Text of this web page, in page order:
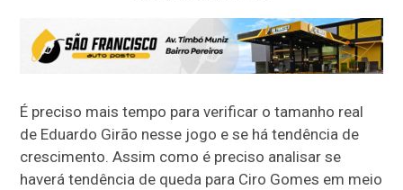
É preciso mais tempo para verificar o tamanho real
de Eduardo Girão nesse jogo e se há tendência de
crescimento. Assim como é preciso analisar se
haverá tendência de queda para Ciro Gomes em meio